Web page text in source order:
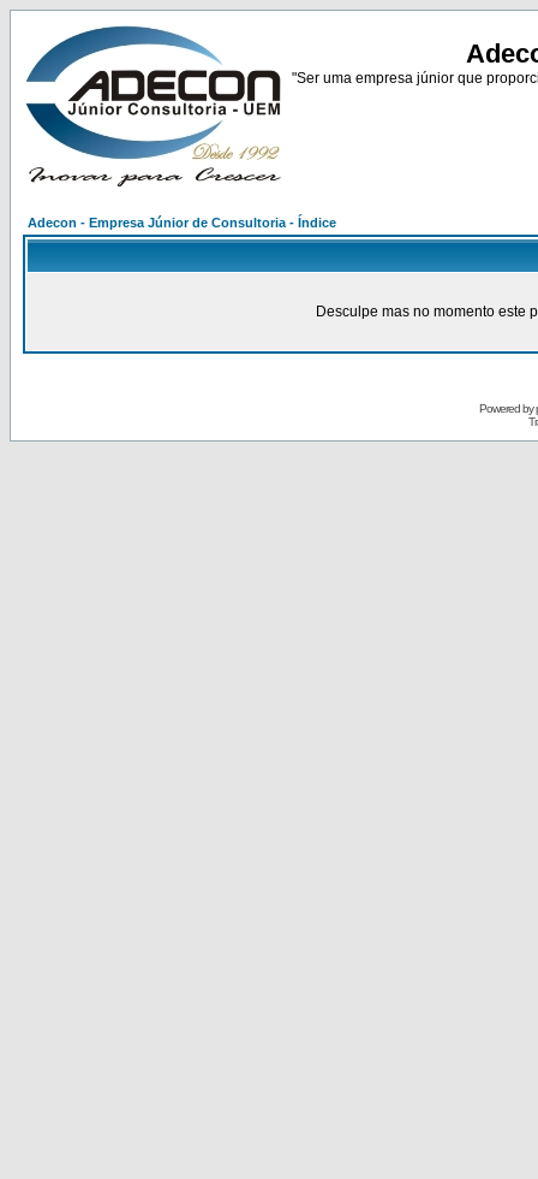
"Ser uma empresa júnior que
Adecon - Empresa Júnior de Consultoria - Índice
Desculpe mas no momento este
Powered by